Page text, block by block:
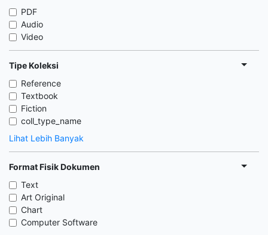
PDF
Audio
Video
Tipe Koleksi
Reference
Textbook
Fiction
coll_type_name
Lihat Lebih Banyak
Format Fisik Dokumen
Text
Art Original
Chart
Computer Software